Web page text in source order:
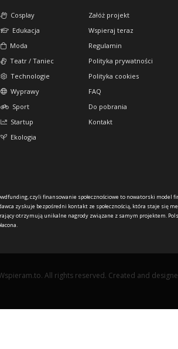
Cosplay
Edukacja
Moda
Teatr / Taniec
Technologie
Wyprawy
Sport
Startup
Ekologia
Załóż projekt
Wspieraj teraz
Regulamin
Polityka prywatności
Polityka cookies
FAQ
Do pobrania
Kontakt
czyli finansowanie społecznościowe to nowatorski model
zyskuje bezpośredni kontakt ze społecznością, która staje się
otrzymują unikalne nagrody związane z samym projektem.
All rights reserved. Created and